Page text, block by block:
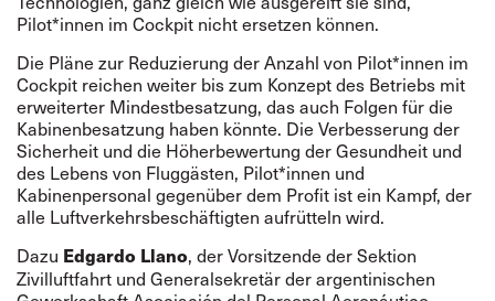
Pilot*innen im Cockpit nicht ersetzen können.
Die Pläne zur Reduzierung der Anzahl von Pilot*innen im
Cockpit reichen weiter bis zum Konzept des Betriebs mit
erweiterter Mindestbesatzung, das auch Folgen für die
Kabinenbesatzung haben könnte. Die Verbesserung der
Sicherheit und die Höherbewertung der Gesundheit und
des Lebens von Fluggästen, Pilot*innen und
Kabinenpersonal gegenüber dem Profit ist ein Kampf, der
alle Luftverkehrsbeschäftigten aufrütteln wird.
Dazu Edgardo Llano, der Vorsitzende der Sektion
Zivilluftfahrt und Generalsekretär der argentinischen